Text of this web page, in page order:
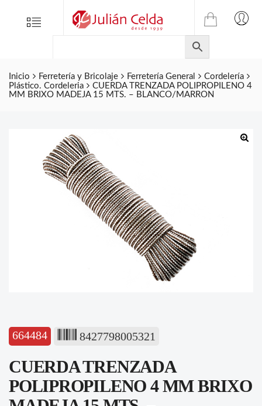
Menu
TIENDA
ONLINE
DE
JULIAN
CELDA
S.L.
Inicio Ferretería y Bricolaje Ferretería General
Cordelería
Plástico. Cordeleria
CUERDA TRENZADA POLIPROPILENO 4
MM BRIXO MADEJA 15 MTS. – BLANCO/MARRON
664484 8427798005321
CUERDA TRENZADA
POLIPROPILENO 4 MM BRIXO
Folletos
Contacto